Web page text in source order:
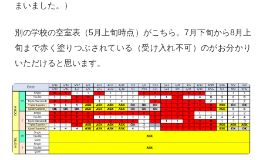
まいました。）
別の学校の空室表（5月上旬時点）がこちら。7月下旬から8月上
旬まで赤く塗りつぶされている（受け入れ不可）のがお分かり
いただけると思います。